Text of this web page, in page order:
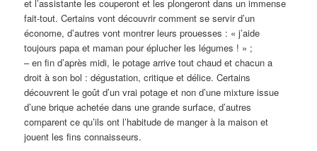
et l’assistante les couperont et les plongeront dans un immense
fait-tout. Certains vont découvrir comment se servir d’un
économe, d’autres vont montrer leurs prouesses : « j’aide
toujours papa et maman pour éplucher les légumes ! » ;
– en fin d’après midi, le potage arrive tout chaud et chacun a
droit à son bol : dégustation, critique et délice. Certains
découvrent le goût d’un vrai potage et non d’une mixture issue
d’une brique achetée dans une grande surface, d’autres
comparent ce qu’ils ont l’habitude de manger à la maison et
jouent les fins connaisseurs.